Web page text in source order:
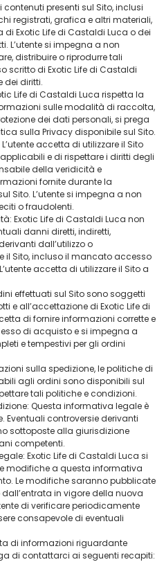
contenuti presenti sul Sito, inclusi
registrati, grafica e altri materiali,
Exotic Life di Castaldi Luca o dei
L’utente si impegna a non
distribuire o riprodurre tali
scritto di Exotic Life di Castaldi
dei diritti.
Life di Castaldi Luca rispetta la
sulle modalità di raccolta,
dei dati personali, si prega
sulla Privacy disponibile sul Sito.
accetta di utilizzare il Sito
e di rispettare i diritti degli
della veridicità e
fornite durante la
Sito. L’utente si impegna a non
o fraudolenti.
Exotic Life di Castaldi Luca non
danni diretti, indiretti,
dall’utilizzo o
il Sito, incluso il mancato accesso
accetta di utilizzare il Sito a
effettuati sul Sito sono soggetti
e all’accettazione di Exotic Life di
di fornire informazioni corrette e
di acquisto e si impegna a
e tempestivi per gli ordini
sulla spedizione, le politiche di
agli ordini sono disponibili sul
tali politiche e condizioni.
Questa informativa legale è
controversie derivanti
sottoposte alla giurisdizione
competenti.
Exotic Life di Castaldi Luca si
modifiche a questa informativa
Le modifiche saranno pubblicate
in vigore della nuova
di verificare periodicamente
consapevole di eventuali
di informazioni riguardante
di contattarci ai seguenti recapiti: